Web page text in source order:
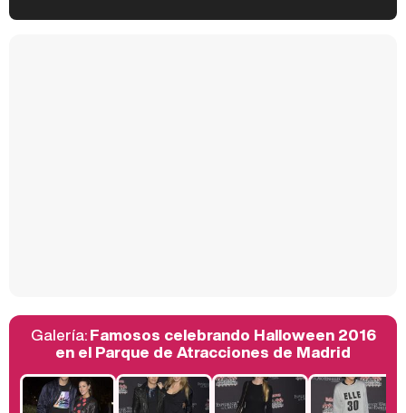
Belén Esteban: "Estoy emocionada, muy contenta y muy feliz por llegar a RTVE"
Galería:Famosos celebrando Halloween 2016
en el Parque de Atracciones de Madrid